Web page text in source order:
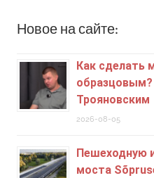
Новое на сайте:
Как сделать
Трояновским
2026-08-05
Пешеходную
моста